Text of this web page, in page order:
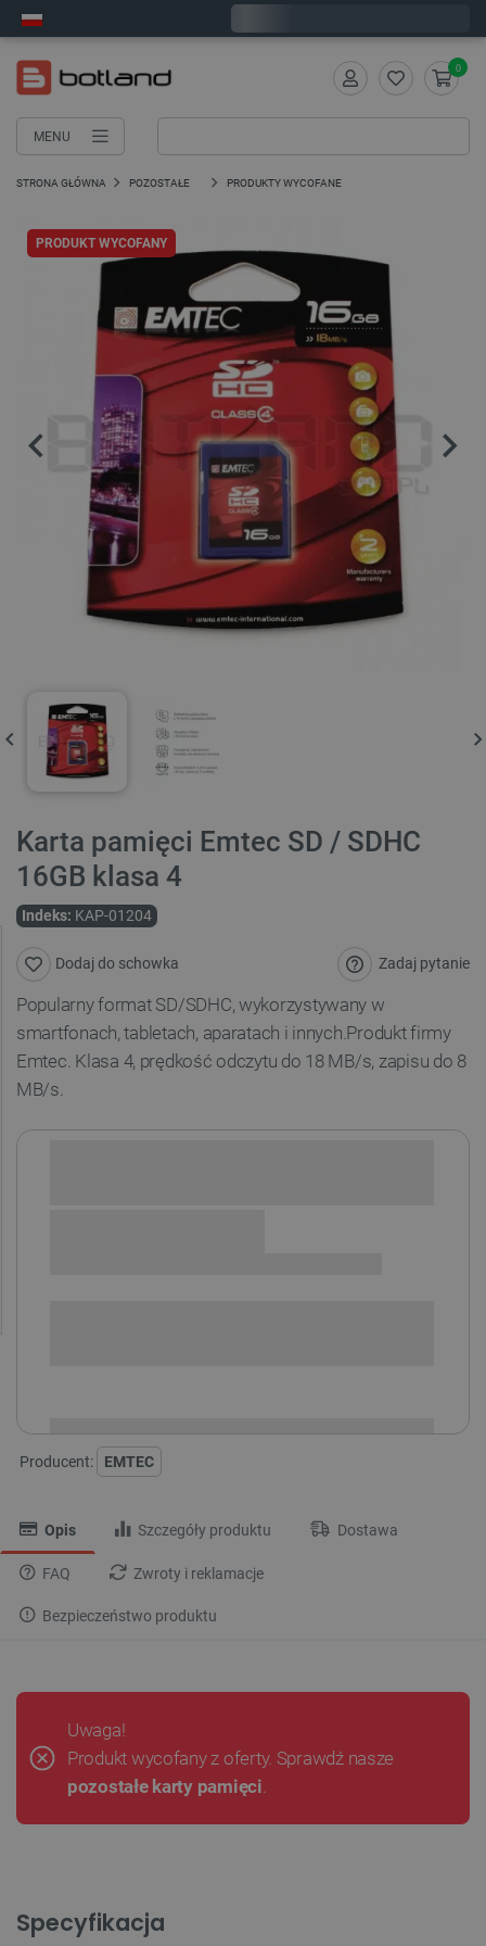
MENU
0
STRONA GŁÓWNA POZOSTAŁE PRODUKTY WYCOFANE
PRODUKT WYCOFANY
Karta pamięci Emtec SD / SDHC
16GB klasa 4
Indeks: KAP-01204
Zadaj pytanie
Dodaj do schowka
Popularny format SD/SDHC, wykorzystywany w
smartfonach, tabletach, aparatach i innych.Produkt firmy
Emtec. Klasa 4, prędkość odczytu do 18 MB/s, zapisu do 8
MB/s.
Producent: EMTEC
Opis Szczegóły produktu Dostawa
FAQ Zwroty i reklamacje
Bezpieczeństwo produktu
Uwaga!
Produkt wycofany z oferty. Sprawdź nasze
pozostałe karty pamięci.
Specyfikacja